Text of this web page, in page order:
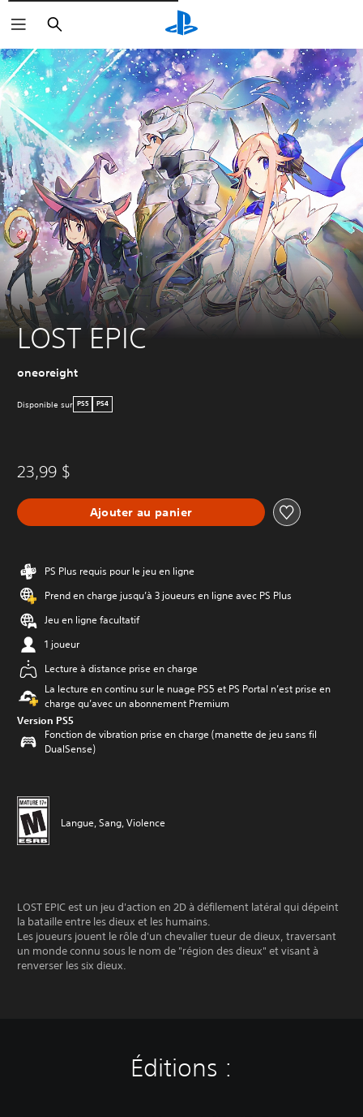
Rechercher
LOST EPIC
oneoreight
Disponible sur PS5 PS4
23,99 $
Ajouter au panier
PS Plus requis pour le jeu en ligne
Prend en charge jusqu’à 3 joueurs en ligne avec PS Plus
Jeu en ligne facultatif
1 joueur
Lecture à distance prise en charge
La lecture en continu sur le nuage PS5 et PS Portal n’est prise en
charge qu’avec un abonnement Premium
Version PS5
Fonction de vibration prise en charge (manette de jeu sans fil
DualSense)
Langue, Sang, Violence
LOST EPIC est un jeu d'action en 2D à défilement latéral qui dépeint
la bataille entre les dieux et les humains.
Les joueurs jouent le rôle d'un chevalier tueur de dieux, traversant
un monde connu sous le nom de "région des dieux" et visant à
renverser les six dieux.
Éditions :